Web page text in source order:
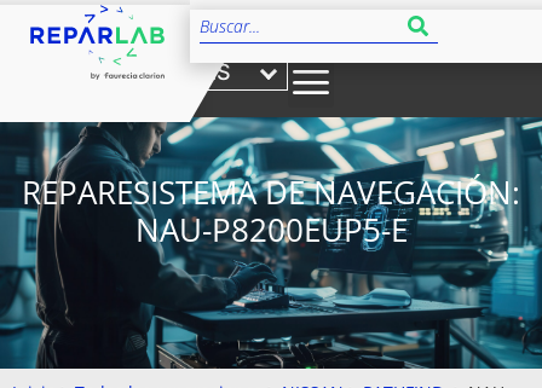
ES
REPARESISTEMA DE NAVEGACIÓN:
NAU-P8200EUP5-E